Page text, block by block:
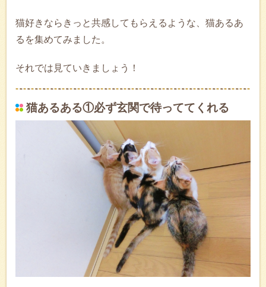
猫好きならきっと共感してもらえるような、猫あるあ
るを集めてみました。
それでは見ていきましょう！
猫あるある①必ず玄関で待っててくれる